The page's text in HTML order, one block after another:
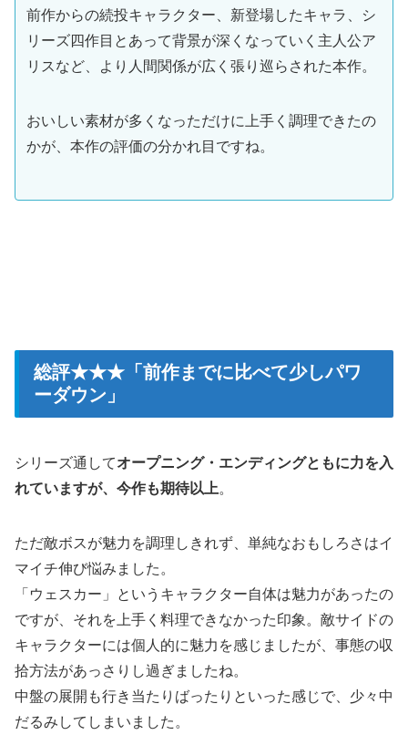
前作からの続投キャラクター、新登場したキャラ、シ
リーズ四作目とあって背景が深くなっていく主人公ア
リスなど、より人間関係が広く張り巡らされた本作。
おいしい素材が多くなっただけに上手く調理できたの
かが、本作の評価の分かれ目ですね。
総評★★★「前作までに比べて少しパワ
ーダウン」
シリーズ通してオープニング・エンディングともに力を入
れていますが、今作も期待以上。
ただ敵ボスが魅力を調理しきれず、単純なおもしろさはイ
マイチ伸び悩みました。
「ウェスカー」というキャラクター自体は魅力があったの
ですが、それを上手く料理できなかった印象。敵サイドの
キャラクターには個人的に魅力を感じましたが、事態の収
拾方法があっさりし過ぎましたね。
中盤の展開も行き当たりばったりといった感じで、少々中
だるみしてしまいました。